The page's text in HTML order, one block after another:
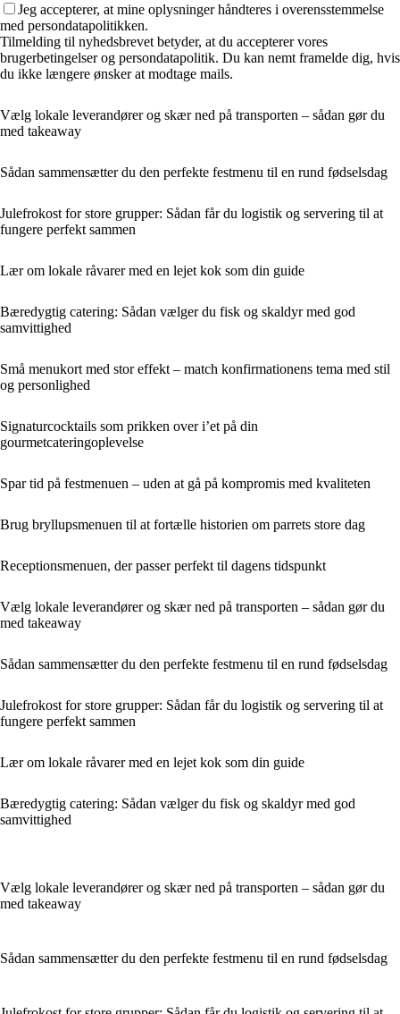
Jeg accepterer, at mine oplysninger håndteres i overensstemmelse
med persondatapolitikken.
Tilmelding til nyhedsbrevet betyder, at du accepterer vores
brugerbetingelser og persondatapolitik. Du kan nemt framelde dig, hvis
du ikke længere ønsker at modtage mails.
Vælg lokale leverandører og skær ned på transporten – sådan gør du
med takeaway
Sådan sammensætter du den perfekte festmenu til en rund fødselsdag
Julefrokost for store grupper: Sådan får du logistik og servering til at
fungere perfekt sammen
Lær om lokale råvarer med en lejet kok som din guide
Bæredygtig catering: Sådan vælger du fisk og skaldyr med god
samvittighed
Små menukort med stor effekt – match konfirmationens tema med stil
og personlighed
Signaturcocktails som prikken over i’et på din
gourmetcateringoplevelse
Spar tid på festmenuen – uden at gå på kompromis med kvaliteten
Brug bryllupsmenuen til at fortælle historien om parrets store dag
Receptionsmenuen, der passer perfekt til dagens tidspunkt
Vælg lokale leverandører og skær ned på transporten – sådan gør du
med takeaway
Sådan sammensætter du den perfekte festmenu til en rund fødselsdag
Julefrokost for store grupper: Sådan får du logistik og servering til at
fungere perfekt sammen
Lær om lokale råvarer med en lejet kok som din guide
Bæredygtig catering: Sådan vælger du fisk og skaldyr med god
samvittighed
Vælg lokale leverandører og skær ned på transporten – sådan gør du
med takeaway
Sådan sammensætter du den perfekte festmenu til en rund fødselsdag